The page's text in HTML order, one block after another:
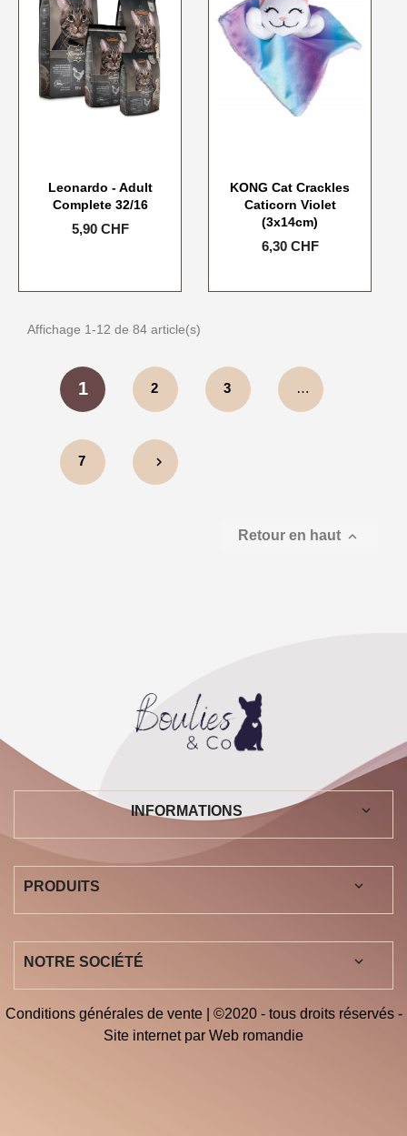
Leonardo - Adult
Complete 32/16
Prix
5,90 CHF
KONG Cat Crackles
Caticorn Violet
(3x14cm)
Prix
6,30 CHF
Affichage 1-12 de 84 article(s)
1 2 3 …
7 chevron_right
Retour en haut 
INFORMATIONS keyboard_arrow_down
PRODUITS 
NOTRE SOCIÉTÉ 
Conditions générales de vente| ©2020 - tous droits réservés -
Site internet par Web romandie